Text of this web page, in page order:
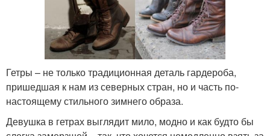
Гетры – не только традиционная деталь гардероба,
пришедшая к нам из северных стран, но и часть по-
настоящему стильного зимнего образа.
Девушка в гетрах выглядит мило, модно и как будто бы